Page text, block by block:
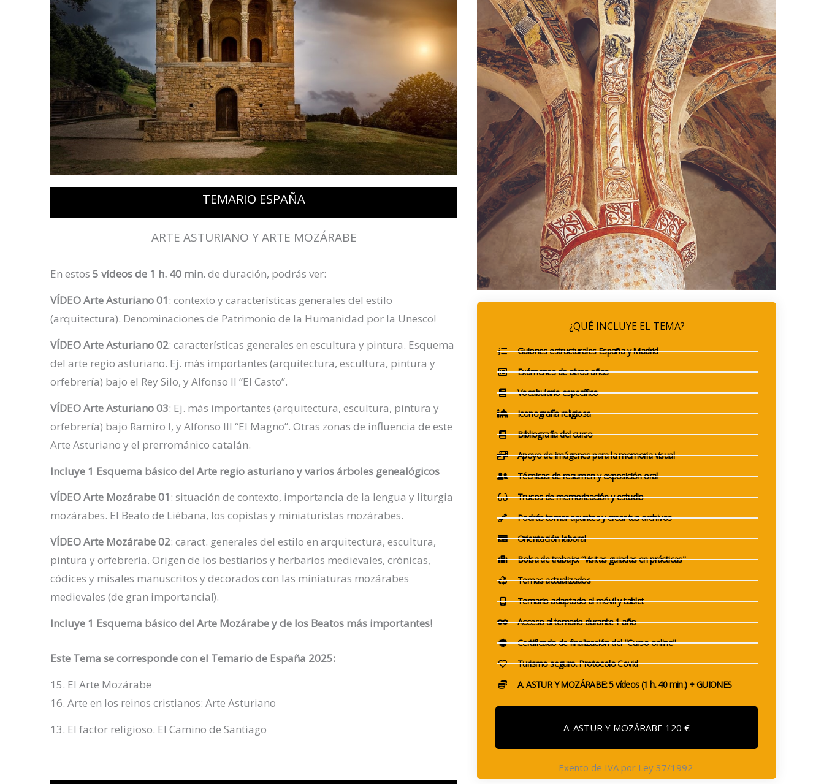
TEMARIO ESPAÑA
ARTE ASTURIANO Y ARTE MOZÁRABE
En estos 5 vídeos de 1 h. 40 min.de duración, podrás ver:
VÍDEO Arte Asturiano 01: contexto y características generales del estilo
(arquitectura). Denominaciones de Patrimonio de la Humanidad por la Unesco!
VÍDEO Arte Asturiano 02: características generales en escultura y pintura. Esquema
del arte regio asturiano. Ej. más importantes (arquitectura, escultura, pintura y
orfebrería) bajo el Rey Silo, y Alfonso II “El Casto”.
VÍDEO Arte Asturiano 03: Ej. más importantes (arquitectura, escultura, pintura y
orfebrería) bajo Ramiro I, y Alfonso III “El Magno”. Otras zonas de influencia de este
Arte Asturiano y el prerrománico catalán.
Incluye 1 Esquema básico del Arte regio asturiano yvarios árboles genealógicos
VÍDEO Arte Mozárabe 01: situación de contexto, importancia de la lengua y liturgia
mozárabes. El Beato de Liébana, los copistas y miniaturistas mozárabes.
VÍDEO Arte Mozárabe 02: caract. generales del estilo en arquitectura, escultura,
pintura y orfebrería. Origen de los bestiarios y herbarios medievales, crónicas,
códices y misales manuscritos y decorados con las miniaturas mozárabes
medievales (de gran importancia!).
Incluye 1 Esquema básico del Arte Mozárabe yde los Beatos más importantes!
Este Tema se corresponde con el Temario de España 2025:
15. El Arte Mozárabe
16. Arte en los reinos cristianos: Arte Asturiano
13. El factor religioso. El Camino de Santiago
¿QUÉ INCLUYE EL TEMA?
Guiones estructurales España y Madrid
Exámenes de otros años
Vocabulario específico
Iconografía religiosa
Bibliografía del curso
Apoyo de imágenes para la memoria visual
Técnicas de resumen y exposición oral
Trucos de memorización y estudio
Podrás tomar apuntes y crear tus archivos
Orientación laboral
Bolsa de trabajo: “Visitas guiadas en prácticas"
Temas actualizados
Temario adaptado al móvil y tablet
Acceso al temario durante 1 año
Certificado de finalización del "Curso online"
Turismo seguro. Protocolo Covid
A. ASTUR Y MOZÁRABE: 5 vídeos (1 h. 40 min.) + GUIONES
A. ASTUR Y MOZÁRABE 120 €
Exento de IVA por Ley 37/1992